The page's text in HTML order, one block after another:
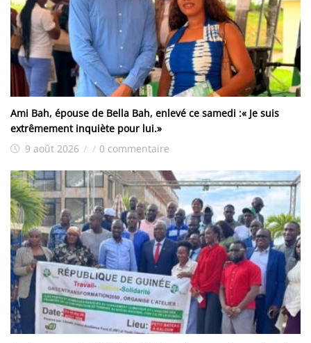
Ami Bah, épouse de Bella Bah, enlevé ce samedi :« Je suis
extrêmement inquiète pour lui.»
9 août 2026 / / 0 commentaire